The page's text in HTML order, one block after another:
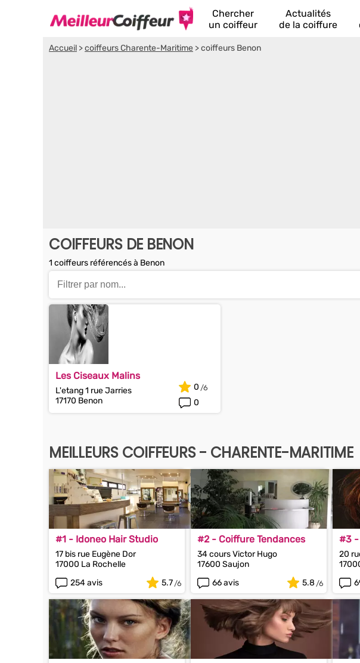
Chercher
un coiffeur
Actualités
de la coiffure
Accueil >coiffeurs Charente-Maritime >coiffeurs Benon
COIFFEURS DE BENON
1 coiffeurs référencés à Benon
Les Ciseaux Malins
L'etang 1 rue Jarries
17170 Benon
0
0
MEILLEURS COIFFEURS - CHARENTE-MARITIME
#1 - Idoneo Hair Studio
17 bis rue Eugène Dor
17000 La Rochelle
254 avis
5.7
#2 - Coiffure Tendances
34 cours Victor Hugo
17600 Saujon
66 avis
5.8
#3 -
20